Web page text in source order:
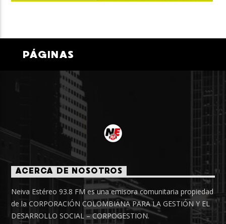
PÁGINAS
ACERCA DE NOSOTROS
Neiva Estéreo 93.8 FM es una emisora comunitaria propiedad
de la CORPORACIÓN COLOMBIANA PARA LA GESTIÓN Y EL
DESARROLLO SOCIAL – CORPOGESTION.